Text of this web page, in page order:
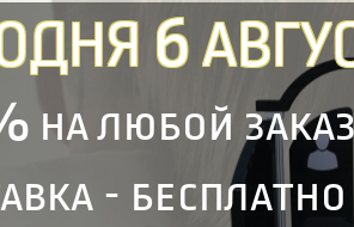
6
на любой
- бесплатно